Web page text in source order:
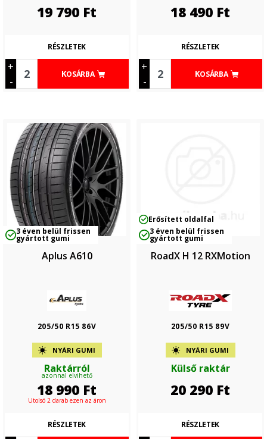
19 790 Ft
+
-
KOSÁRBA
RÉSZLETEK
18 490 Ft
+
-
KOSÁRBA
RÉSZLETEK
3 éven belül frissen
gyártott gumi
Aplus A610
205/50 R15 86V
NYÁRI GUMI
Raktárról
azonnal elvihető
18 990 Ft
Utolsó 2 darab ezen az áron
RÉSZLETEK
Erősített oldalfal
3 éven belül frissen
gyártott gumi
RoadX H 12 RXMotion
205/50 R15 89V
NYÁRI GUMI
Külső raktár
20 290 Ft
RÉSZLETEK